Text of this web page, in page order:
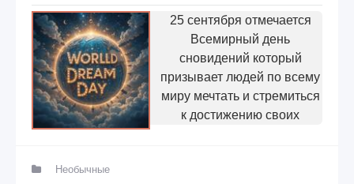
25 сентября отмечается
Всемирный день
сновидений который
призывает людей по всему
миру мечтать и стремиться
к достижению своих
Необычные